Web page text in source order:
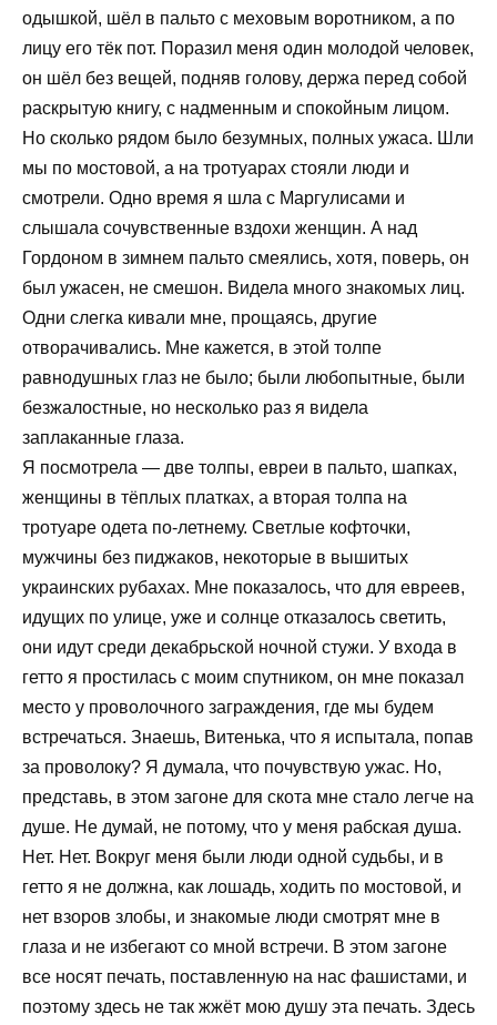
одышкой, шёл в пальто с меховым воротником, а по
лицу его тёк пот. Поразил меня один молодой человек,
он шёл без вещей, подняв голову, держа перед собой
раскрытую книгу, с надменным и спокойным лицом.
Но сколько рядом было безумных, полных ужаса. Шли
мы по мостовой, а на тротуарах стояли люди и
смотрели. Одно время я шла с Маргулисами и
слышала сочувственные вздохи женщин. А над
Гордоном в зимнем пальто смеялись, хотя, поверь, он
был ужасен, не смешон. Видела много знакомых лиц.
Одни слегка кивали мне, прощаясь, другие
отворачивались. Мне кажется, в этой толпе
равнодушных глаз не было; были любопытные, были
безжалостные, но несколько раз я видела
заплаканные глаза.
Я посмотрела — две толпы, евреи в пальто, шапках,
женщины в тёплых платках, а вторая толпа на
тротуаре одета по-летнему. Светлые кофточки,
мужчины без пиджаков, некоторые в вышитых
украинских рубахах. Мне показалось, что для евреев,
идущих по улице, уже и солнце отказалось светить,
они идут среди декабрьской ночной стужи. У входа в
гетто я простилась с моим спутником, он мне показал
место у проволочного заграждения, где мы будем
встречаться. Знаешь, Витенька, что я испытала, попав
за проволоку? Я думала, что почувствую ужас. Но,
представь, в этом загоне для скота мне стало легче на
душе. Не думай, не потому, что у меня рабская душа.
Нет. Нет. Вокруг меня были люди одной судьбы, и в
гетто я не должна, как лошадь, ходить по мостовой, и
нет взоров злобы, и знакомые люди смотрят мне в
глаза и не избегают со мной встречи. В этом загоне
все носят печать, поставленную на нас фашистами, и
поэтому здесь не так жжёт мою душу эта печать. Здесь